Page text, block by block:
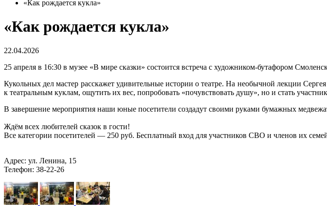
«Как рождается кукла»
«Как рождается кукла»
22.04.2026
25 апреля в 16:30 в музее «В мире сказки» состоится встреча с художником-бутафором
Кукольных дел мастер расскажет удивительные истории о театре. На необычной лекции
к театральным куклам, ощутить их вес, попробовать «почувствовать душу», но и стать
В завершение мероприятия наши юные посетители создадут своими руками бумажных
Ждём всех любителей сказок в гости!
Все категории посетителей — 250 руб. Бесплатный вход для участников СВО и членов их
Адрес: ул. Ленина, 15
Телефон: 38-22-26